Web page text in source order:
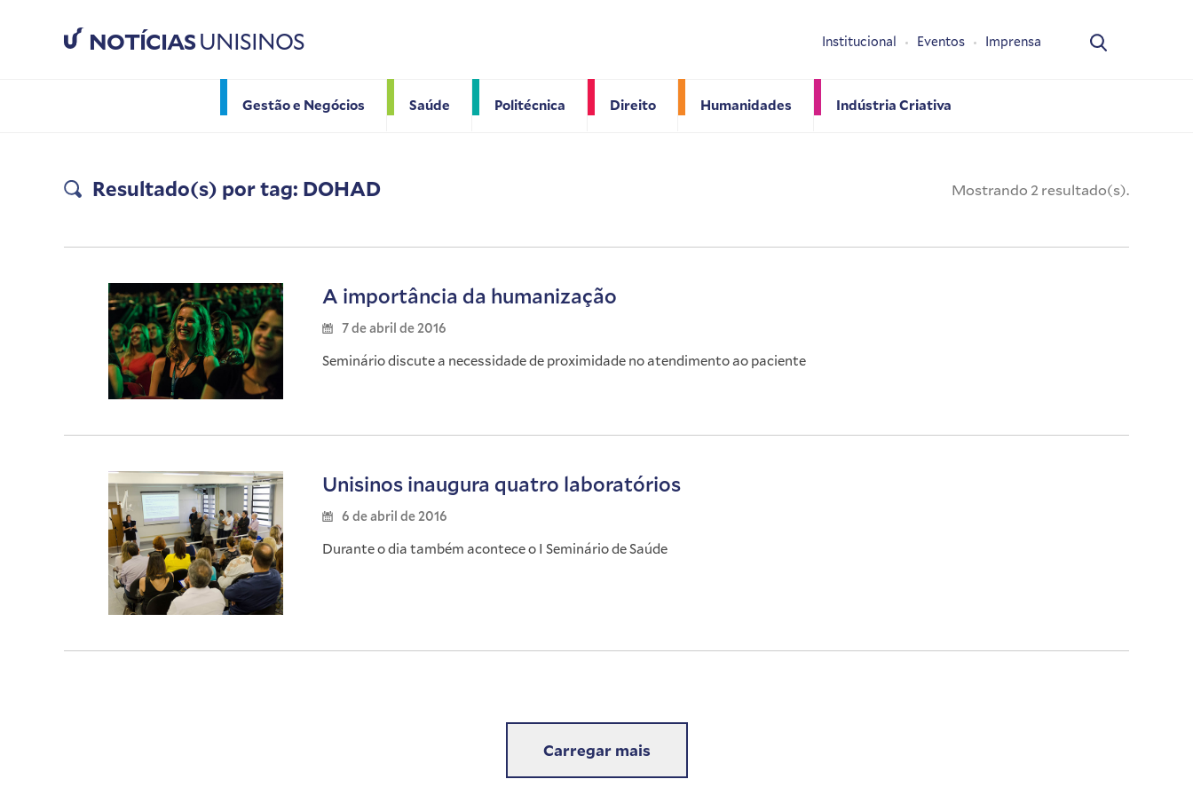
NOTÍCIASUNISINOS
Gestão e Negócios Saúde Politécnica Direito Humanidades Indústria Criativa
Institucional Eventos Imprensa
Resultado(s) por tag: DOHAD Mostrando 2 resultado(s).
A importância da humanização
7 de abril de 2016
Seminário discute a necessidade de proximidade no atendimento ao paciente
Unisinos inaugura quatro laboratórios
6 de abril de 2016
Durante o dia também acontece o I Seminário de Saúde
Carregar mais